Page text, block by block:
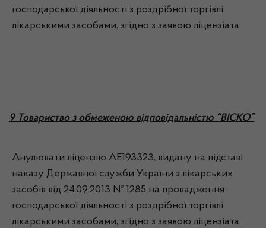
господарської діяльності з роздрібної торгівлі
лікарськими засобами, згідно з заявою ліцензіата.
9 Товариство з обмеженою відповідальністю “ВІСКО”
Анулювати ліцензію АЕ193323, видану на підставі
наказу Державної служби України з лікарських
засобів від 24.09.2013 № 1285 на провадження
господарської діяльності з роздрібної торгівлі
лікарськими засобами, згідно з заявою ліцензіата.